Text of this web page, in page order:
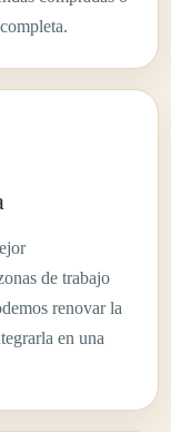
de trabajo
renovar la
en una